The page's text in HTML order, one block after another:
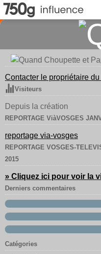
Contacter le propriétaire du
Visiteurs
Depuis la création
REPORTAGE ViàVOSGES
reportage via-vosges
REPORTAGE VOSGES-
2015
» Cliquez ici pour voir la
Derniers commentaires
Catégories